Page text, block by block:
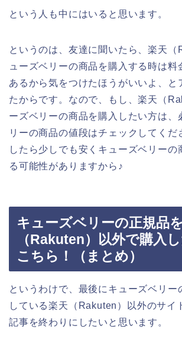
という人も中にはいると思います。
というのは、友達に聞いたら、楽天（
ューズベリーの商品を購入する時は料
あるから気をつけたほうがいいよ、と
たからです。なので、もし、楽天（
ーズベリーの商品を購入したい方は、
リーの商品の値段はチェックしてくだ
したら少しでも安くキューズベリーの
る可能性がありますから♪
キューズベリーの正規品
（Rakuten）以外で購入
こちら！（まとめ）
というわけで、最後にキューズベリー
している楽天（Rakuten）以外のサイ
記事を終わりにしたいと思います。